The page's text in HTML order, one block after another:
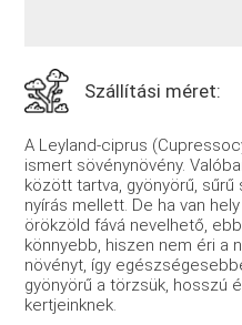
Szállítási méret:
A Leyland-ciprus
ismert sövénynövény.
között tartva, gyönyörű,
nyírás mellett. De ha van
örökzöld fává nevelhető,
könnyebb, hiszen nem éri a
növényt, így
gyönyörű a törzsük, hosszú
kertjeinknek.